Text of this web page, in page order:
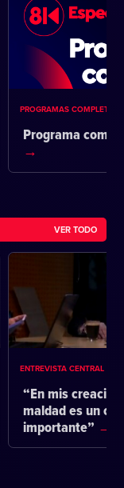
PROGRAMAS COMPLETOS
Programa
VER TODO
ENTREVISTA CENTRAL
“En mis
maldad es un
importante”